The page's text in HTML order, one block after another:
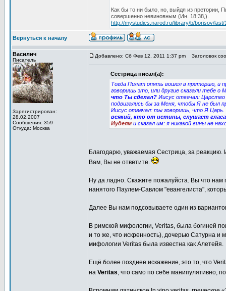
Как бы то ни было, но, выйдя из претории,
совершенно невиновным (Ин. 18:38,).
http://mystudies.narod.ru/library/b/borisov/last/
Вернуться к началу
Василич
Писатель
Зарегистрирован:
28.02.2007
Сообщения: 359
Откуда: Москва
Добавлено: Сб Фев 12, 2011 1:37 pm Заголовок
Сестрица писал(а):
Тогда Пилат опять вошел в преторию, и
говоришь это, или другие сказали тебе о
что Ты сделал? Иисус отвечал:
подвизались бы за Меня, чтобы Я не был
Иисус отвечал: ты говоришь, что Я Царь.
всякий, кто от истины, слушает
Иудеям и сказал им: я никакой вины не
Благодарю, уважаемая Сестрица, за
Вам, Вы не ответите.
Ну да ладно. Скажите пожалуйста. Вы что нам
нанятого Паулем-Савлом "евангелиста",
Далее Вы нам подсовываете один из
В римской мифологии, Veritas, была богиней
и то же, что искренность), дочерью Сатурна и
мифологии Veritas была известна как Алетейя.
Ещё более позднее искажение, это то, что
на Veritas, что само по себе манипулятивно,